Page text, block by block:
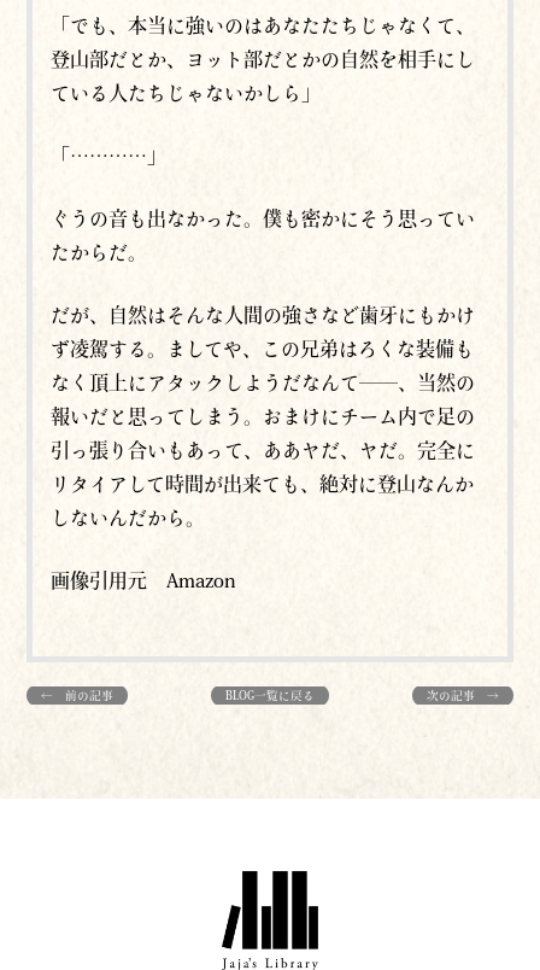
「でも、本当に強いのはあなたたちじゃなくて、
登山部だとか、ヨット部だとかの自然を相手にし
ている人たちじゃないかしら」
「…………」
ぐうの音も出なかった。僕も密かにそう思ってい
たからだ。
だが、自然はそんな人間の強さなど歯牙にもかけ
ず凌駕する。ましてや、この兄弟はろくな装備も
なく頂上にアタックしようだなんて――、当然の
報いだと思ってしまう。おまけにチーム内で足の
引っ張り合いもあって、ああヤだ、ヤだ。完全に
リタイアして時間が出来ても、絶対に登山なんか
しないんだから。
画像引用元 Amazon
← 前の記事 BLOG一覧に戻る 次の記事 →